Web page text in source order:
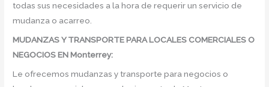
todas sus necesidades a la hora de requerir un servicio de
mudanza o acarreo.
MUDANZAS Y TRANSPORTE PARA LOCALES COMERCIALES O
NEGOCIOS EN Monterrey:
Le ofrecemos mudanzas y transporte para negocios o